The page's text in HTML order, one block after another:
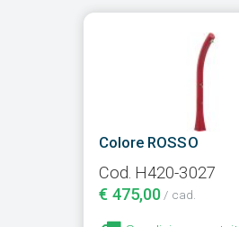
Colore ROSSO
Cod. H420-3027
€ 475,00 / cad.